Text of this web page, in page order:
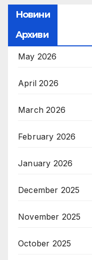
Новини
Архиви
May 2026
April 2026
March 2026
February 2026
January 2026
December 2025
November 2025
October 2025